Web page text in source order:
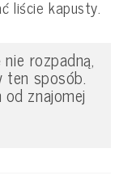
liście kapusty.
rozpadną,
ten sposób.
znajomej